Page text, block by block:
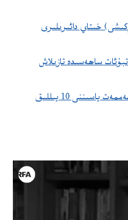
خىتاي دائىرىلىرى
ساھەسىدە تازىلاش
خىتاي ھۆكۈمىتى يازغۇچى نۇرمۇھەممەت ياسىننى 10 يىللىق